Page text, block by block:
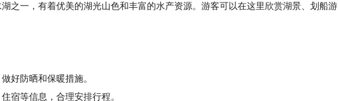
一，有着优美的湖光山色和丰富的水产资源。游客可以在这里欣赏湖景、划船游
好防晒和保暖措施。
等信息，合理安排行程。